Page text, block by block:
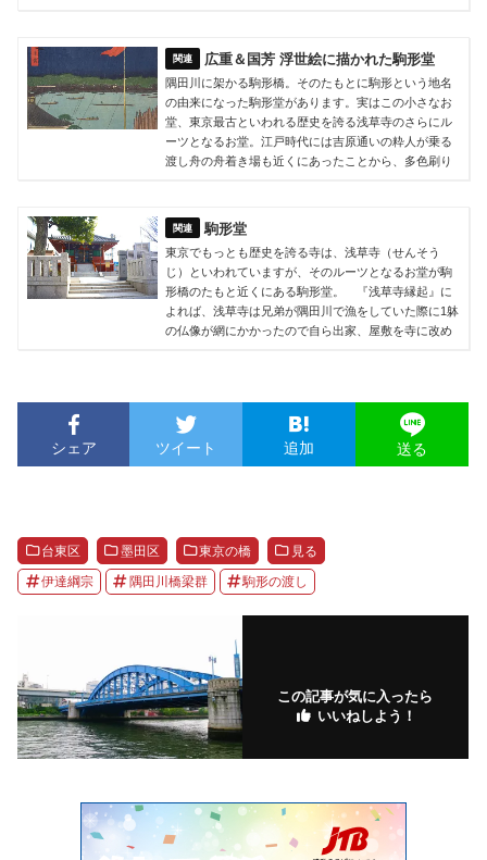
広重＆国芳 浮世絵に描かれた駒形堂
隅田川に架かる駒形橋。そのたもとに駒形という地名
の由来になった駒形堂があります。実はこの小さなお
堂、東京最古といわれる歴史を誇る浅草寺のさらにル
ーツとなるお堂。江戸時代には吉原通いの粋人が乗る
渡し舟の舟着き場も近くにあったことから、多色刷り
駒形堂
東京でもっとも歴史を誇る寺は、浅草寺（せんそう
じ）といわれていますが、そのルーツとなるお堂が駒
形橋のたもと近くにある駒形堂。 『浅草寺縁起』に
よれば、浅草寺は兄弟が隅田川で漁をしていた際に1躰
の仏像が網にかかったので自ら出家、屋敷を寺に改め
シェア ツイート 追加 送る
台東区 墨田区 東京の橋 見る
伊達綱宗 隅田川橋梁群 駒形の渡し
この記事が気に入ったら
いいねしよう！